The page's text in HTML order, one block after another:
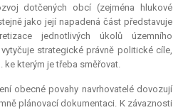
dotčených obcí (zejména hlukové
jako její napadená část představuje
jednotlivých úkolů územního
strategické právně politické cíle,
ke kterým je třeba směřovat.
obecné povahy navrhovatelé dovozují
plánovací dokumentaci. K závaznosti